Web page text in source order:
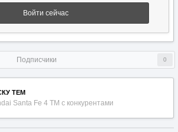
Войти сейчас
Подписчики 0
ТЕМ
Santa Fe 4 TM с конкурентами